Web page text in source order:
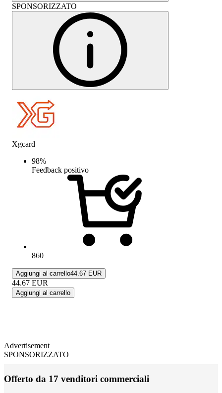
SPONSORIZZATO
Xgcard
98%
Feedback positivo
860
Aggiungi al carrello44.67 EUR
44.67 EUR
Aggiungi al carrello
Advertisement
SPONSORIZZATO
Offerto da 17 venditori commerciali